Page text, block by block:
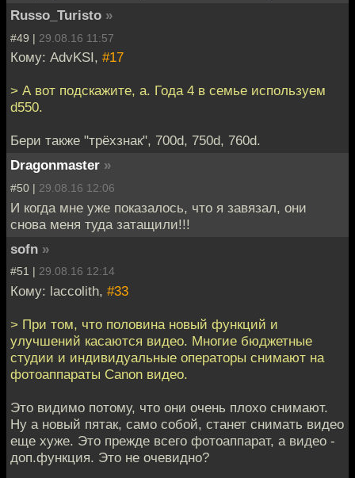
Russo_Turisto »
#49 | 29.08.16 11:57
Кому: AdvKSI, #17
> А вот подскажите, а. Года 4 в семье используем
d550.
Бери также "трёхзнак", 700d, 750d, 760d.
Dragonmaster »
#50 | 29.08.16 12:06
И когда мне уже показалось, что я завязал, они
снова меня туда затащили!!!
sofn »
#51 | 29.08.16 12:14
Кому: laccolith, #33
> При том, что половина новый функций и
улучшений касаются видео. Многие бюджетные
студии и индивидуальные операторы снимают на
фотоаппараты Canon видео.
Это видимо потому, что они очень плохо снимают.
Ну а новый пятак, само собой, станет снимать видео
еще хуже. Это прежде всего фотоаппарат, а видео -
доп.функция. Это не очевидно?